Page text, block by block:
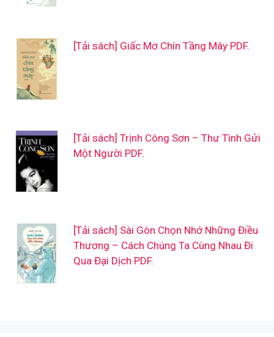
[Tải sách] Giấc Mơ Chín Tầng Mây PDF.
[Tải sách] Trịnh Công Sơn – Thư Tình Gửi
Một Người PDF.
[Tải sách] Sài Gòn Chọn Nhớ Những Điều
Thương – Cách Chúng Ta Cùng Nhau Đi
Qua Đại Dịch PDF.